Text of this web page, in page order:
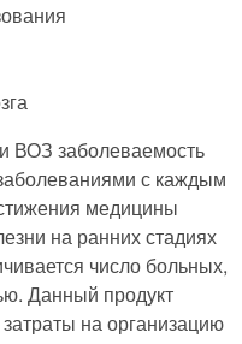
ВОЗ заболеваемость
с каждым
медицины
на ранних стадиях
число больных,
Данный продукт
на организацию